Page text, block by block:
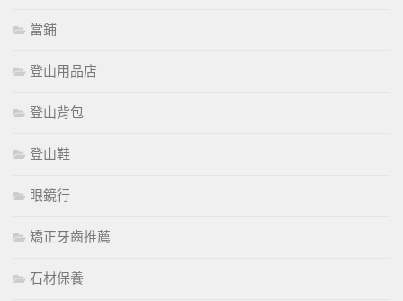
當鋪
登山用品店
登山背包
登山鞋
眼鏡行
矯正牙齒推薦
石材保養